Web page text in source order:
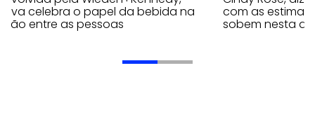
celebra o papel da bebida na
entre as pessoas
com as
sobem nesta